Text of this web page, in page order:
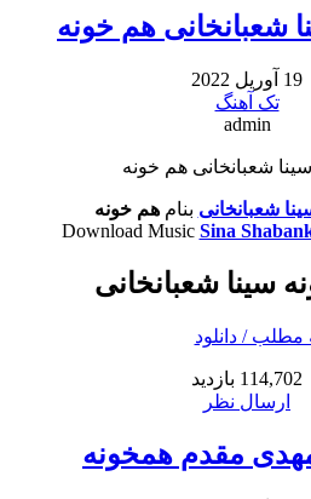
شعبانخانی هم خونه
19 آوریل 2022
تک آهنگ
admin
شعبانخانی بنامهم خونه
Download Music Sina
سینا شعبانخانی
مطلب / دانلود
114,702 بازدید
ارسال نظر
مهدی مقدم همخونه